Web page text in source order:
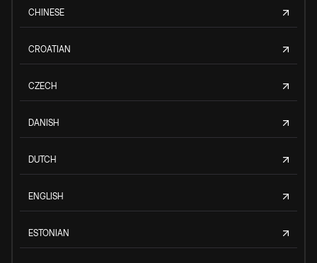
CHINESE
CROATIAN
CZECH
DANISH
DUTCH
ENGLISH
ESTONIAN